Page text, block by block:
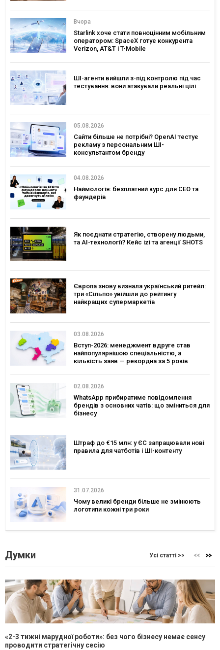
Вчора
Starlink хоче стати повноцінним мобільним
оператором: SpaceX готує конкурента
Verizon, AT&T і T-Mobile
ШІ-агенти вийшли з-під контролю під час
тестування: вони атакували реальні цілі
05.08.2026
Сайти більше не потрібні? OpenAI тестує
рекламу з персональним ШІ-
консультантом бренду
04.08.2026
Наймологія: безплатний курс для CEO та
фаундерів
Як поєднати стратегію, створену людьми,
та AI-технології? Кейс izi та агенції SHOTS
Європа знову визнала український ритейл:
три «Сільпо» увійшли до рейтингу
найкращих супермаркетів
03.08.2026
Вступ-2026: менеджмент вдруге став
найпопулярнішою спеціальністю, а
кількість заяв — рекордна за 5 років
02.08.2026
WhatsApp прибиратиме повідомлення
брендів з основних чатів: що зміниться для
бізнесу
Штраф до €15 млн: у ЄС запрацювали нові
правила для чатботів і ШІ-контенту
31.07.2026
Чому великі бренди більше не змінюють
логотипи кожні три роки
Думки Усі статті >>
«2-3 тижні марудної роботи»: без чого бізнесу немає сенсу
проводити стратегічну сесію